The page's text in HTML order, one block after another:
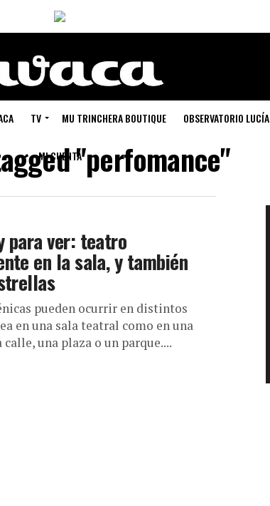
TV MU TRINCHERA BOUTIQUE OBSERVATORIO
MI CUENTA"perfomance"
para ver: teatro
en la sala, y también
pueden ocurrir en distintos
en una sala teatral como en una
una plaza o un parque....